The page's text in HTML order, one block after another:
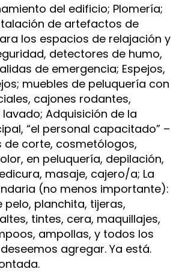
del edificio; Plomería;
de artefactos de
los espacios de relajación y
detectores de humo,
de emergencia; Espejos,
muebles de peluquería con
cajones rodantes,
Adquisición de la
“el personal capacitado” –
de corte, cosmetólogos,
en peluquería, depilación,
masaje, cajero/a; La
(no menos importante):
pelo, planchita, tijeras,
tintes, cera, maquillajes,
ampollas, y todos los
agregar. Ya está.